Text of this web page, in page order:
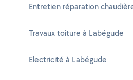
Entretien réparation
Travaux toiture à Labégude
Electricité à Labégude